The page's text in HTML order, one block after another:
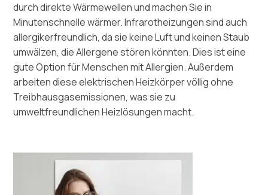
durch direkte Wärmewellen und machen Sie in
Minutenschnelle wärmer. Infrarotheizungen sind auch
allergikerfreundlich, da sie keine Luft und keinen Staub
umwälzen, die Allergene stören könnten. Dies ist eine
gute Option für Menschen mit Allergien. Außerdem
arbeiten diese elektrischen Heizkörper völlig ohne
Treibhausgasemissionen, was sie zu
umweltfreundlichen Heizlösungen macht.